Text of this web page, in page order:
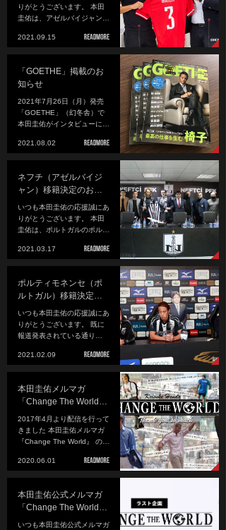
りがとうございます。 本田
圭佑は、アゼルバイジャン…
2021.09.15
「GOETHE」掲載のお
知らせ
2021年7月26日（月）発売
「GOETHE」（幻冬舎）で
本田圭佑がインタビューに…
2021.08.02
ネフチ（アゼルバイジ
ャン）移籍決定のお…
いつも本田圭佑の応援誠にあ
りがとうございます。 本田
圭佑は、ポルトガルのポル…
2021.03.17
ポルティモネンセ（ポ
ルトガル）移籍決定…
いつも本田圭佑の応援誠にあ
りがとうございます。 既に
報道発表されている通り…
2021.02.09
本田圭佑メルマガ
「Change The World…
2017年4月より配信を行って
きました 本田圭佑メルマガ
『Change The World』 の…
2020.06.01
本田圭佑公式メルマガ
「Change The World…
いつも本田圭佑公式メルマガ